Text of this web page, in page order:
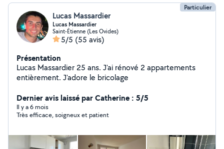
Particulier
Lucas Massardier
Lucas Massardier
Saint-Étienne (Les Ovides)
5/5 (55 avis)
Présentation
Lucas Massardier 25 ans. J'ai rénové 2 appartements
entièrement. J'adore le bricolage
Dernier avis laissé par Catherine : 5/5
Il y a 6 mois
Très efficace, soigneux et patient